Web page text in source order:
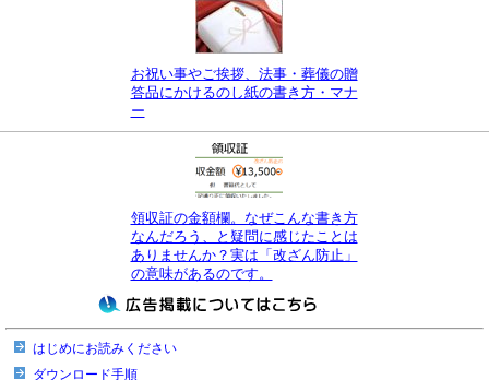
お祝い事やご挨拶、法事・葬儀の贈
答品にかけるのし紙の書き方・マナ
ー
領収証の金額欄。なぜこんな書き方
なんだろう、と疑問に感じたことは
ありませんか？実は「改ざん防止」
の意味があるのです。
はじめにお読みください
ダウンロード手順